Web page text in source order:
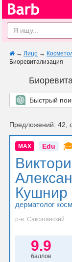
→ Лицо →
Биоревитализация
Быстрый
Предложений: 42,
MAX Edu
Кушнир
дерматолог
р-н. Саксаганский
9.9
баллов